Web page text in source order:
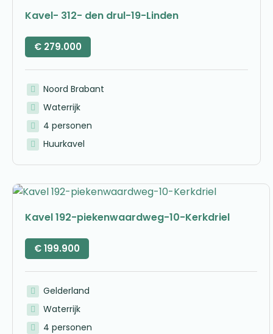
Kavel- 312- den drul-19-Linden
€ 279.000
Noord Brabant
Waterrijk
4 personen
Huurkavel
Kavel 192-piekenwaardweg-10-Kerkdriel
€199.900
Gelderland
Waterrijk
4 personen